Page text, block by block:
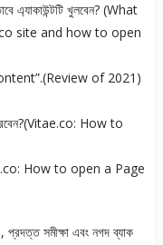
এ্যাকাউন্টটি খুলবেন? (What
site and how to open
of 2021)
How to
How to open a Page
প্রদত্ত সমীক্ষা এবং নগদ ব্যাক